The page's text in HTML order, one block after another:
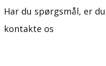
Har du spørgsmål, er
kontakte os